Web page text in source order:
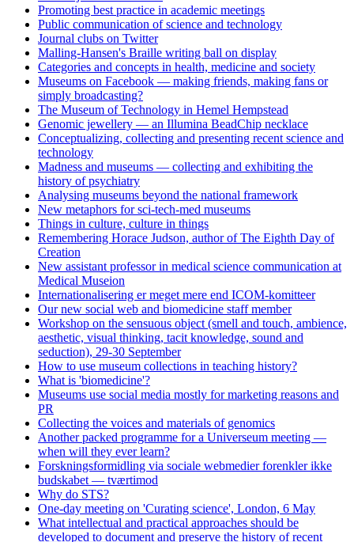
Promoting best practice in academic meetings
Public communication of science and technology
Journal clubs on Twitter
Malling-Hansen's Braille writing ball on display
Categories and concepts in health, medicine and society
Museums on Facebook — making friends, making fans or
simply broadcasting?
The Museum of Technology in Hemel Hempstead
Genomic jewellery — an Illumina BeadChip necklace
Conceptualizing, collecting and presenting recent science and
technology
Madness and museums — collecting and exhibiting the
history of psychiatry
Analysing museums beyond the national framework
New metaphors for sci-tech-med museums
Things in culture, culture in things
Remembering Horace Judson, author of The Eighth Day of
Creation
New assistant professor in medical science communication at
Medical Museion
Internationalisering er meget mere end ICOM-komitteer
Our new social web and biomedicine staff member
Workshop on the sensuous object (smell and touch, ambience,
aesthetic, visual thinking, tacit knowledge, sound and
seduction), 29-30 September
How to use museum collections in teaching history?
What is 'biomedicine'?
Museums use social media mostly for marketing reasons and
PR
Collecting the voices and materials of genomics
Another packed programme for a Universeum meeting —
when will they ever learn?
Forskningsformidling via sociale webmedier forenkler ikke
budskabet — tværtimod
Why do STS?
One-day meeting on 'Curating science', London, 6 May
What intellectual and practical approaches should be
developed to document and preserve the history of recent